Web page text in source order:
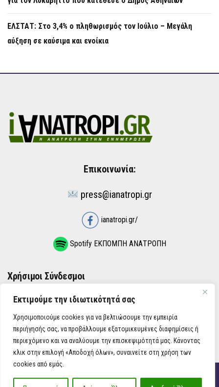
Εκτιμούμε την ιδιωτικότητά σας
Χρησιμοποιούμε cookies για να βελτιώσουμε την εμπειρία
περιήγησής σας, να προβάλλουμε εξατομικευμένες διαφημίσεις ή
περιεχόμενο και να αναλύουμε την επισκεψιμότητά μας. Κάνοντας
κλικ στην επιλογή «Αποδοχή όλων», συναινείτε στη χρήση των
cookies από εμάς.
ΕΛΣΤΑΤ: Στο 3,4% ο πληθωρισμός τον Ιούλιο – Μεγάλη
αύξηση σε καύσιμα και ενοίκια
Επικοινωνία:
press@ianatropi.gr
ianatropi.gr/
Spotify ΕΚΠΟΜΠΗ ΑΝΑΤΡΟΠΗ
Χρήσιμοι Σύνδεσμοι
ΌΡΟΙ ΧΡΉΣΗΣ
ΠΟΛΙΤΙΚΉ ΑΠΟΡΡΉΤΟΥ
iAnatropi ©